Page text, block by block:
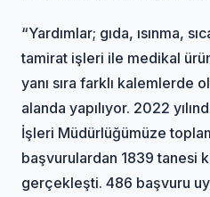
“Yardımlar; gıda, ısınma,
tamirat işleri ile medikal
yanı sıra farklı kalemlerde
alanda yapılıyor. 2022
İşleri Müdürlüğümüze
başvurulardan 1839 tanesi
gerçekleşti. 486 başvuru